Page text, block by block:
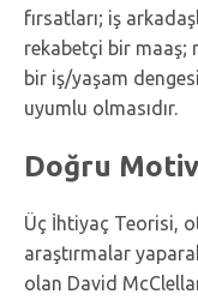
fırsatları; iş
rekabetçi bir maaş;
bir iş/yaşam
uyumlu olmasıdır.
Doğru
Üç İhtiyaç Teorisi,
araştırmalar
olan David